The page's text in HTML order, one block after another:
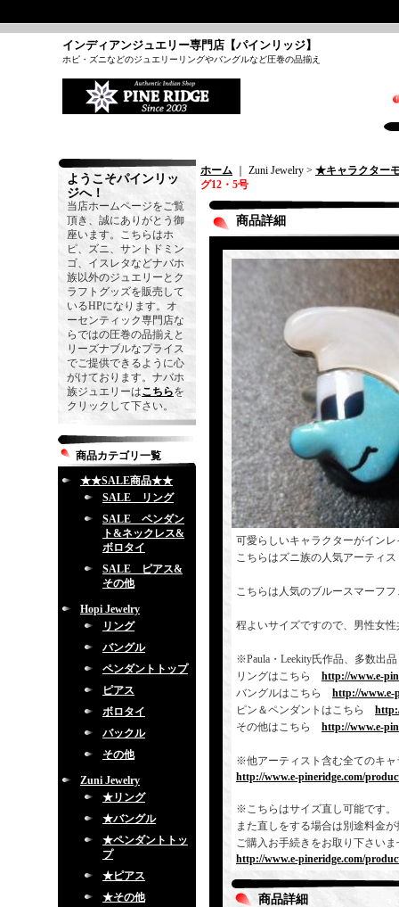
インディアンジュエリー専門店【パインリッジ】
ホピ・ズニなどのジュエリーリングやバングルなど圧巻の品揃え
ようこそパインリッ
ジへ！
当店ホームページをご覧
頂き、誠にありがとう御
座います。こちらはホ
ピ、ズニ、サントドミン
ゴ、イスレタなどナバホ
族以外のジュエリーとク
ラフトグッズを販売して
いるHPになります。オ
ーセンティック専門店な
らではの圧巻の品揃えと
リーズナブルなプライス
でご提供できるように心
がけております。ナバホ
族ジュエリーはこちらを
クリックして下さい。
商品カテゴリ一覧
★★SALE商品★★
SALE リング
SALE ペンダン
ト&ネックレス&
ボロタイ
SALE ピアス&
その他
Hopi Jewelry
リング
バングル
ペンダントトップ
ピアス
ボロタイ
バックル
その他
Zuni Jewelry
★リング
★バングル
★ペンダントトッ
プ
★ピアス
★その他
ホーム ｜ Zuni Jewelry > ★キャラクター
グ12・5号
商品詳細
可愛らしいキャラクターがイン
こちらはズニ族の人気アーティ
こちらは人気のブルースマーフ
程よいサイズですので、男性女
※Paula・Leekity氏作品、多数出
リングはこちら http://www.e-
バングルはこちら http://www.e-
ピン＆ペンダントはこちら
その他はこちら http://www.e-
※他アーティスト含む全てのキ
http://www.e-pineridge.com/
※こちらはサイズ直し可能です
また直しをする場合は別途料金
ご購入お手続きをお取り下さいま
http://www.e-pineridge.com/
商品詳細